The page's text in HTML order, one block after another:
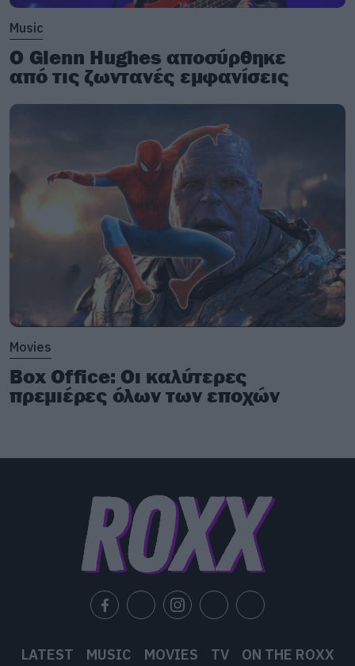
Music
Ο Glenn Hughes αποσύρθηκε
από τις ζωντανές εμφανίσεις
Movies
Box Office: Οι καλύτερες
πρεμιέρες όλων των εποχών
LATEST MUSIC MOVIES TV
ON THE ROXX